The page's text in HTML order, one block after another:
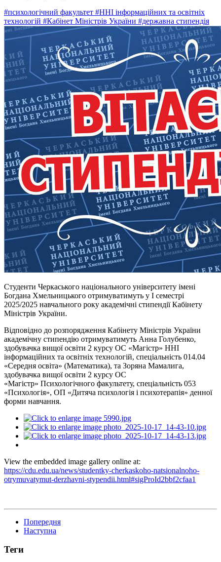
#психологічний факультет #ННІ інформаційних та освітніх
технологій #Кабінет Міністрів України #державна стипендія
Студенти Черкаського національного університету імені
Богдана Хмельницького отримуватимуть у І семестрі
2025/2025 навчального року академічні стипендії Кабінету
Міністрів України.
Відповідно до розпорядження Кабінету Міністрів України
академічну стипендію отримуватимуть Анна Голубенко,
здобувачка вищої освіти 2 курсу ОС «Магістр» ННІ
інформаційних та освітніх технологій, спеціальність 014.04
«Середня освіта» (Математика), та Зоряна Мамалига,
здобувачка вищої освіти 2 курсу ОС
«Магістр» Психологічного факультету, спеціальність 053
«Психологія», ОП «Дитяча психологія і психотерапія» денної
форми навчання.
View the embedded image gallery online at:
https://cdu.edu.ua/news/studentky-cherkaskoho-natsionalnoho-
otrymuvatymut-derzhavni-stypendii.html#sigProId2bbf2cfaa1
Попередня
Наступна
Теги